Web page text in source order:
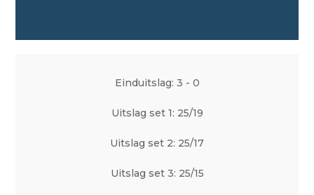
Einduitslag: 3 - 0
Uitslag set 1: 25/19
Uitslag set 2: 25/17
Uitslag set 3: 25/15